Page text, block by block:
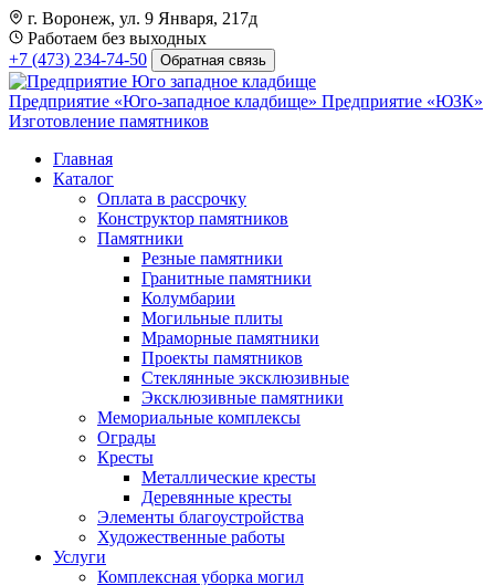
г. Воронеж, ул. 9 Января, 217д
Работаем без выходных
+7 (473) 234-74-50
Обратная связь
Предприятие «Юго-западное кладбище» Предприятие «ЮЗК»
Изготовление памятников
Главная
Каталог
Оплата в рассрочку
Конструктор памятников
Памятники
Резные памятники
Гранитные памятники
Колумбарии
Могильные плиты
Мраморные памятники
Проекты памятников
Стеклянные эксклюзивные
Эксклюзивные памятники
Мемориальные комплексы
Ограды
Кресты
Металлические кресты
Деревянные кресты
Элементы благоустройства
Художественные работы
Услуги
Комплексная уборка могил